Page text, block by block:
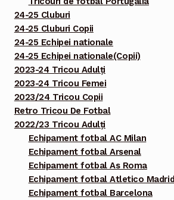
24-25 Cluburi
24-25 Cluburi Copii
24-25 Echipei nationale
24-25 Echipei nationale(Copii)
2023-24 Tricou Adulți
2023-24 Tricou Femei
2023/24 Tricou Copii
Retro Tricou De Fotbal
2022/23 Tricou Adulți
Echipament fotbal AC Milan
Echipament fotbal Arsenal
Echipament fotbal As Roma
Echipament fotbal Atletico Madrid
Echipament fotbal Barcelona